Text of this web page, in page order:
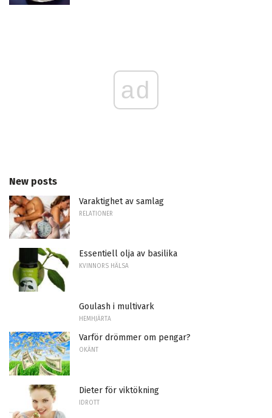
ad
New posts
Varaktighet av samlag
RELATIONER
Essentiell olja av basilika
KVINNORS HÄLSA
Goulash i multivark
HEMHJÄRTA
Varför drömmer om pengar?
OKÄNT
Dieter för viktökning
IDROTT